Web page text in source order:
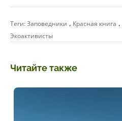
Теги:Заповедники , Красная книга ,
Экоактивисты
Читайте также